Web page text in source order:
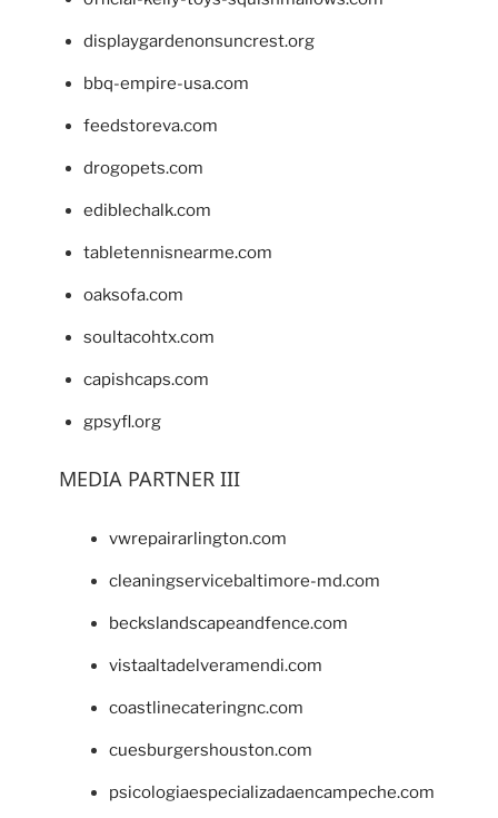
displaygardenonsuncrest.org
bbq-empire-usa.com
feedstoreva.com
drogopets.com
ediblechalk.com
tabletennisnearme.com
oaksofa.com
soultacohtx.com
capishcaps.com
gpsyfl.org
MEDIA PARTNER III
vwrepairarlington.com
cleaningservicebaltimore-md.com
beckslandscapeandfence.com
vistaaltadelveramendi.com
coastlinecateringnc.com
cuesburgershouston.com
psicologiaespecializadaencampeche.com